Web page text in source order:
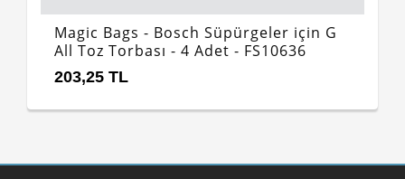
Magic Bags - Bosch Süpürgeler için G
All Toz Torbası - 4 Adet - FS10636
203,25 TL